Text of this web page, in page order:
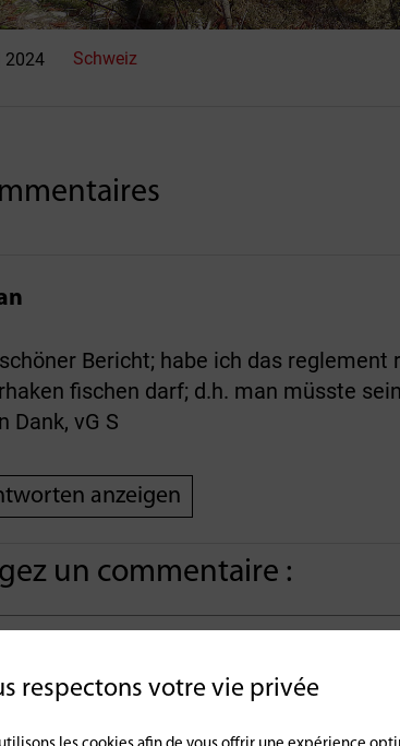
2024 Schweiz
Bericht; habe ich das
fischen darf; d.h. man müsste
Dank, vG S
anzeigen
un commentaire :
respectons votre vie privée